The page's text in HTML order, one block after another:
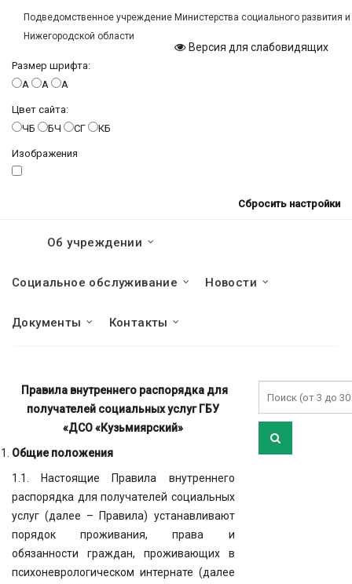
Подведомственное учреждение Министерства социального развития
Нижегородской области
Версия для слабовидящих
Размер шрифта:
A
A A
Цвет сайта:
ЧБ
БЧ СГ КБ
Изображения
Сбросить настройки
Об учреждении
Социальное обслуживание Новости
Документы Контакты
Правила внутреннего распорядка для
получателей социальных услуг ГБУ
«ДСО «Кузьмиярский»
Общие положения
1.1. Настоящие Правила внутреннего
распорядка для получателей социальных
услуг (далее – Правила) устанавливают
порядок проживания, права и
обязанности граждан, проживающих в
психоневрологическом интернате (далее